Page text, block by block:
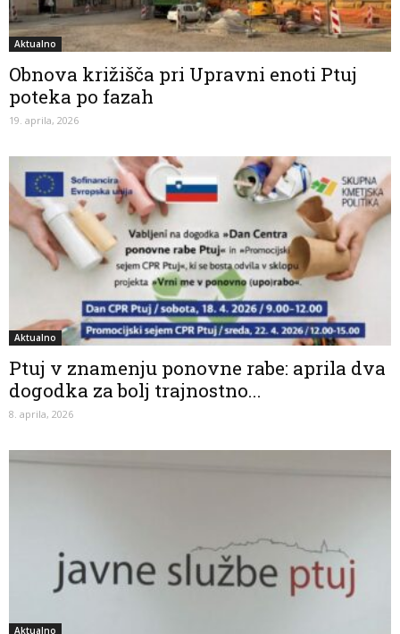
Aktualno
Obnova križišča pri Upravni enoti Ptuj
poteka po fazah
19. aprila, 2026
Aktualno
Ptuj v znamenju ponovne rabe: aprila dva
dogodka za bolj trajnostno...
8. aprila, 2026
Aktualno